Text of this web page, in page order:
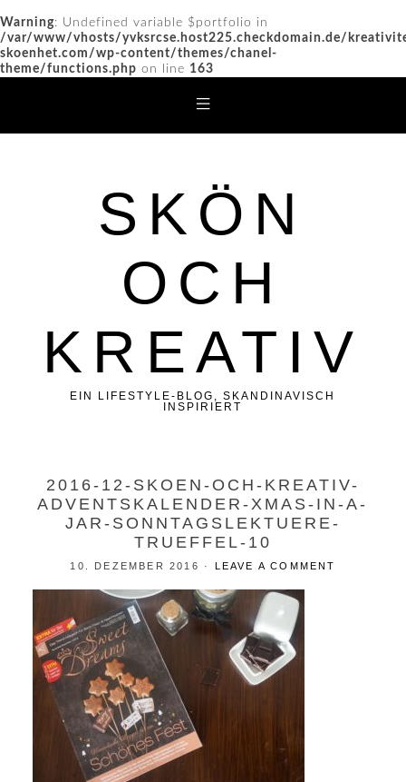
Warning: Undefined variable $portfolio in
/var/www/vhosts/yvksrcse.host225.checkdomain.de/
skoenhet.com/wp-content/themes/chanel-
theme/functions.php on line 163
SKÖN
OCH
KREATIV
EIN LIFESTYLE-BLOG, SKANDINAVISCH
INSPIRIERT
2016-12-SKOEN-OCH-KREATIV-
ADVENTSKALENDER-XMAS-IN-A-
JAR-SONNTAGSLEKTUERE-
TRUEFFEL-10
10. DEZEMBER 2016 · LEAVE A COMMENT